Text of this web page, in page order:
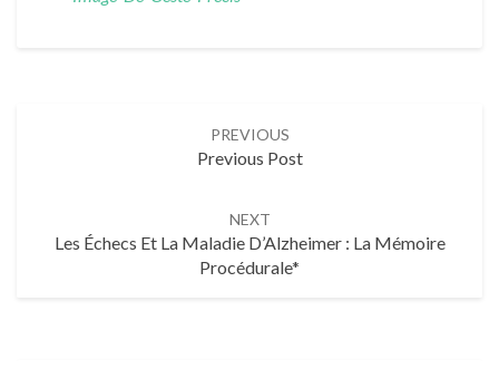
PREVIOUS
Previous Post
NEXT
Les Échecs Et La Maladie D’Alzheimer : La Mémoire
Procédurale*